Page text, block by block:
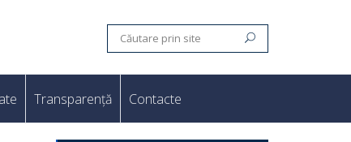
Transparență Contacte